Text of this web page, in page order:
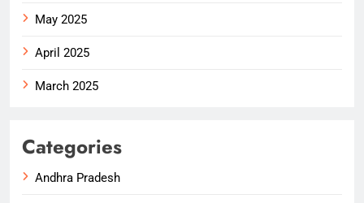
May 2025
April 2025
March 2025
Categories
Andhra Pradesh